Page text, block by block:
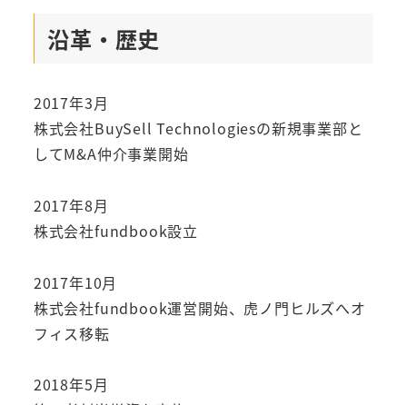
沿革・歴史
2017年3月
株式会社BuySell Technologiesの新規事業部と
してM&A仲介事業開始
2017年8月
株式会社fundbook設立
2017年10月
株式会社fundbook運営開始、虎ノ門ヒルズへオ
フィス移転
2018年5月